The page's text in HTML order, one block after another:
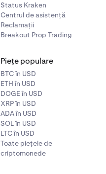
Status Kraken
Centrul de asistență
Reclamații
Breakout Prop Trading
Piețe populare
BTC în USD
ETH în USD
DOGE în USD
XRP în USD
ADA în USD
SOL în USD
LTC în USD
Toate piețele de
criptomonede